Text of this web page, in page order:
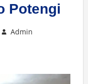
Potengi
Admin